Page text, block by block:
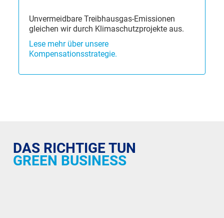
Unvermeidbare Treibhausgas-Emissionen
gleichen wir durch Klimaschutzprojekte aus.
Lese mehr über unsere
Kompensationsstrategie.
DAS RICHTIGE TUN
GREEN BUSINESS